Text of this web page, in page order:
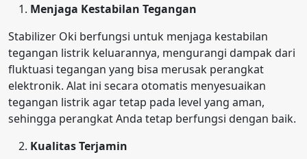
Menjaga Kestabilan Tegangan
Stabilizer Oki berfungsi untuk menjaga kestabilan
tegangan listrik keluarannya, mengurangi dampak dari
fluktuasi tegangan yang bisa merusak perangkat
elektronik. Alat ini secara otomatis menyesuaikan
tegangan listrik agar tetap pada level yang aman,
sehingga perangkat Anda tetap berfungsi dengan baik.
Kualitas Terjamin